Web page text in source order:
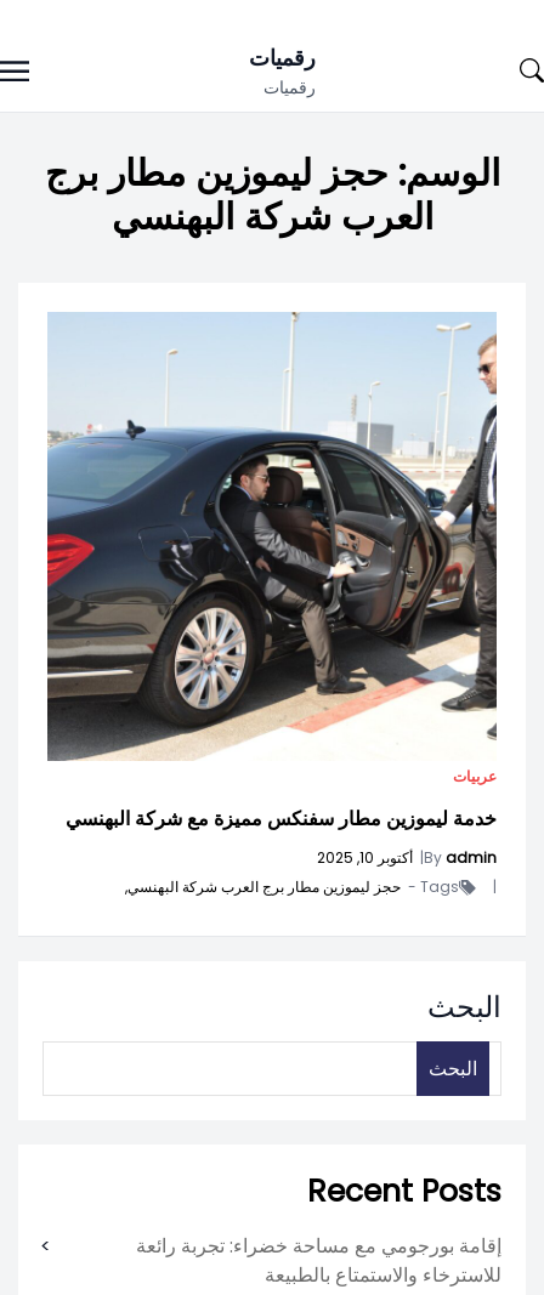
to
رقميات
رقميات
الوسم: حجز ليموزين مطار برج
العرب شركة البهنسي
عربيات
خدمة ليموزين مطار سفنكس مميزة مع شركة البهنسي
Byadmin
| أكتوبر 10, 2025
|
Tags - حجز ليموزين مطار برج العرب شركة البهنسي,
البحث
البحث
Recent Posts
إقامة بورجومي مع مساحة خضراء: تجربة رائعة
للاسترخاء والاستمتاع بالطبيعة